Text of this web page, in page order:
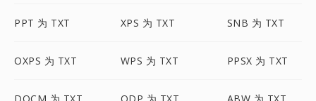
PPT 为 TXT XPS 为 TXT SNB 为 TXT
OXPS 为 TXT WPS 为 TXT PPSX 为 TXT